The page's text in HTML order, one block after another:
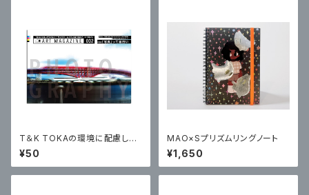
T＆K TOKAの環境に配慮した
バイオマスインキ含む6色のイン
キと、16の写真をキーワードとし
たアート作品で綴る、アートマガ
¥50
MAO×Sプリズムリングノート
¥1,650